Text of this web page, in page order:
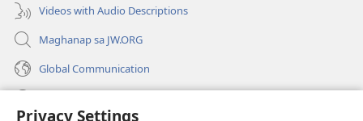
Privacy Settings
Videos with Audio Descriptions
Maghanap sa JW.ORG
Global Communication